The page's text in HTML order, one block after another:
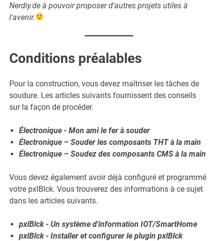
Nerdiy.de à pouvoir proposer d'autres projets utiles à
l'avenir.
Conditions préalables
Pour la construction, vous devez maîtriser les tâches de
soudure. Les articles suivants fournissent des conseils
sur la façon de procéder.
Électronique - Mon ami le fer à souder
Électronique – Souder les composants THT à la main
Électronique – Soudez des composants CMS à la main
Vous devez également avoir déjà configuré et programmé
votre pxlBlck. Vous trouverez des informations à ce sujet
dans les articles suivants.
pxlBlck - Un système d'information IOT/SmartHome
pxlBlck - Installer et configurer le plugin pxlBlck